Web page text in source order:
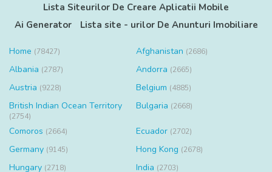
Lista Siteurilor De Creare Aplicatii Mobile
Ai Generator
Lista site - urilor De Anunturi Imobiliare
Home (78427) Afghanistan (2686)
Albania (2787) Andorra (2665)
Austria (9228) Belgium (4885)
British Indian Ocean Territory
(2754)
Bulgaria (2668)
Comoros (2664) Ecuador (2702)
Germany (9145) Hong Kong (2678)
Hungary (2718) India (2703)